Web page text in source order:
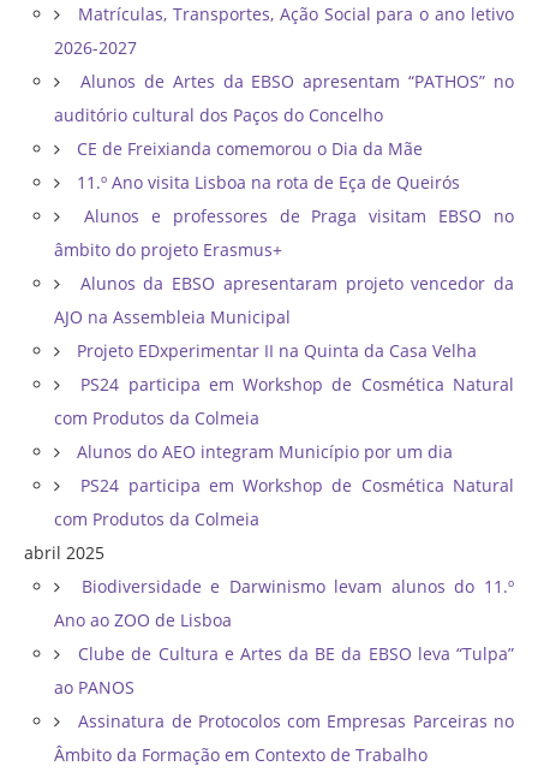
Matrículas, Transportes, Ação Social para o ano letivo
2026-2027
Alunos de Artes da EBSO apresentam “PATHOS” no
auditório cultural dos Paços do Concelho
CE de Freixianda comemorou o Dia da Mãe
11.º Ano visita Lisboa na rota de Eça de Queirós
Alunos e professores de Praga visitam EBSO no
âmbito do projeto Erasmus+
Alunos da EBSO apresentaram projeto vencedor da
AJO na Assembleia Municipal
Projeto EDxperimentar II na Quinta da Casa Velha
PS24 participa em Workshop de Cosmética Natural
com Produtos da Colmeia
Alunos do AEO integram Município por um dia
PS24 participa em Workshop de Cosmética Natural
com Produtos da Colmeia
abril 2025
Biodiversidade e Darwinismo levam alunos do 11.º
Ano ao ZOO de Lisboa
Clube de Cultura e Artes da BE da EBSO leva “Tulpa”
ao PANOS
Assinatura de Protocolos com Empresas Parceiras no
Âmbito da Formação em Contexto de Trabalho